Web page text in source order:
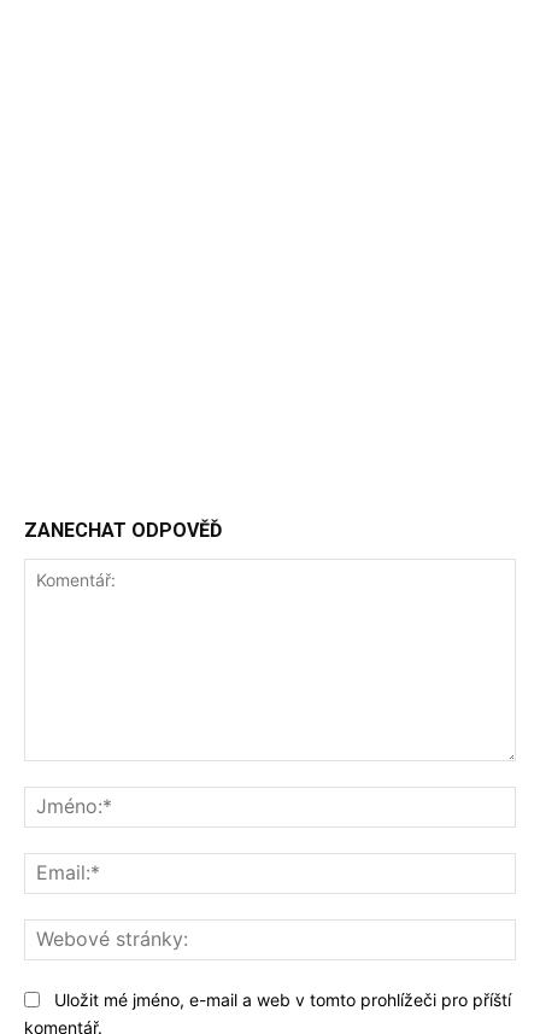
ZANECHAT ODPOVĚĎ
Uložit mé jméno, e-mail a web v tomto prohlížeči pro příští
komentář.